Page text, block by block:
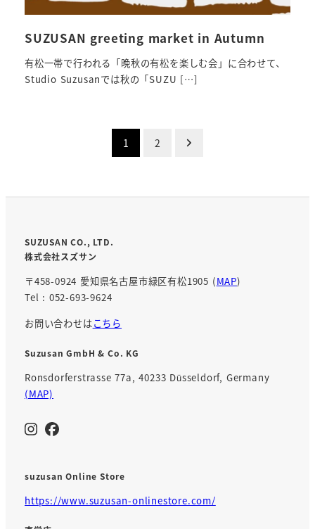
SUZUSAN greeting market in Autumn
有松一帯で行われる「晩秋の有松を楽しむ会」に合わせて、
Studio Suzusanでは秋の「SUZU […]
ー
ジ
送
り
1 2
SUZUSAN CO., LTD.
株式会社スズサン
〒458-0924 愛知県名古屋市緑区有松1905 (MAP)
Tel : 052-693-9624
お問い合わせは こちら
Suzusan GmbH & Co. KG
Ronsdorferstrasse 77a, 40233 Düsseldorf, Germany
(MAP)
suzusan Online Store
https://www.suzusan-onlinestore.com/